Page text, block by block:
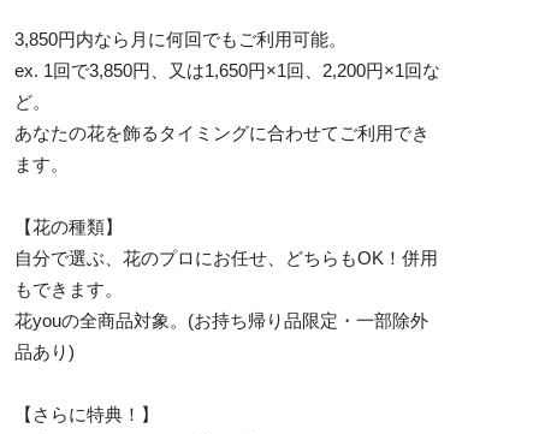
3,850円内なら月に何回でもご利用可能。
ex. 1回で3,850円、又は1,650円×1回、2,200円×1回な
ど。
あなたの花を飾るタイミングに合わせてご利用でき
ます。
【花の種類】
自分で選ぶ、花のプロにお任せ、どちらもOK！併用
もできます。
花youの全商品対象。(お持ち帰り品限定・一部除外
品あり)
【さらに特典！】